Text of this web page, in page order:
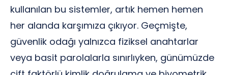
kullanılan bu sistemler, artık hemen hemen
her alanda karşımıza çıkıyor. Geçmişte,
güvenlik odağı yalnızca fiziksel anahtarlar
veya basit parolalarla sınırlıyken, günümüzde